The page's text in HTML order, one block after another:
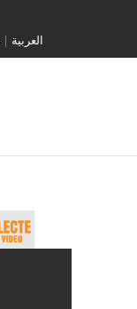
| العربية